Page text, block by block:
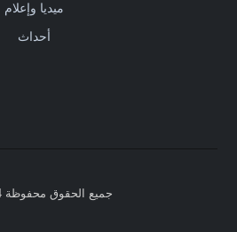
ميديا وإعلام
أحداث
جميع الحقوق محفوظة 2024 ©